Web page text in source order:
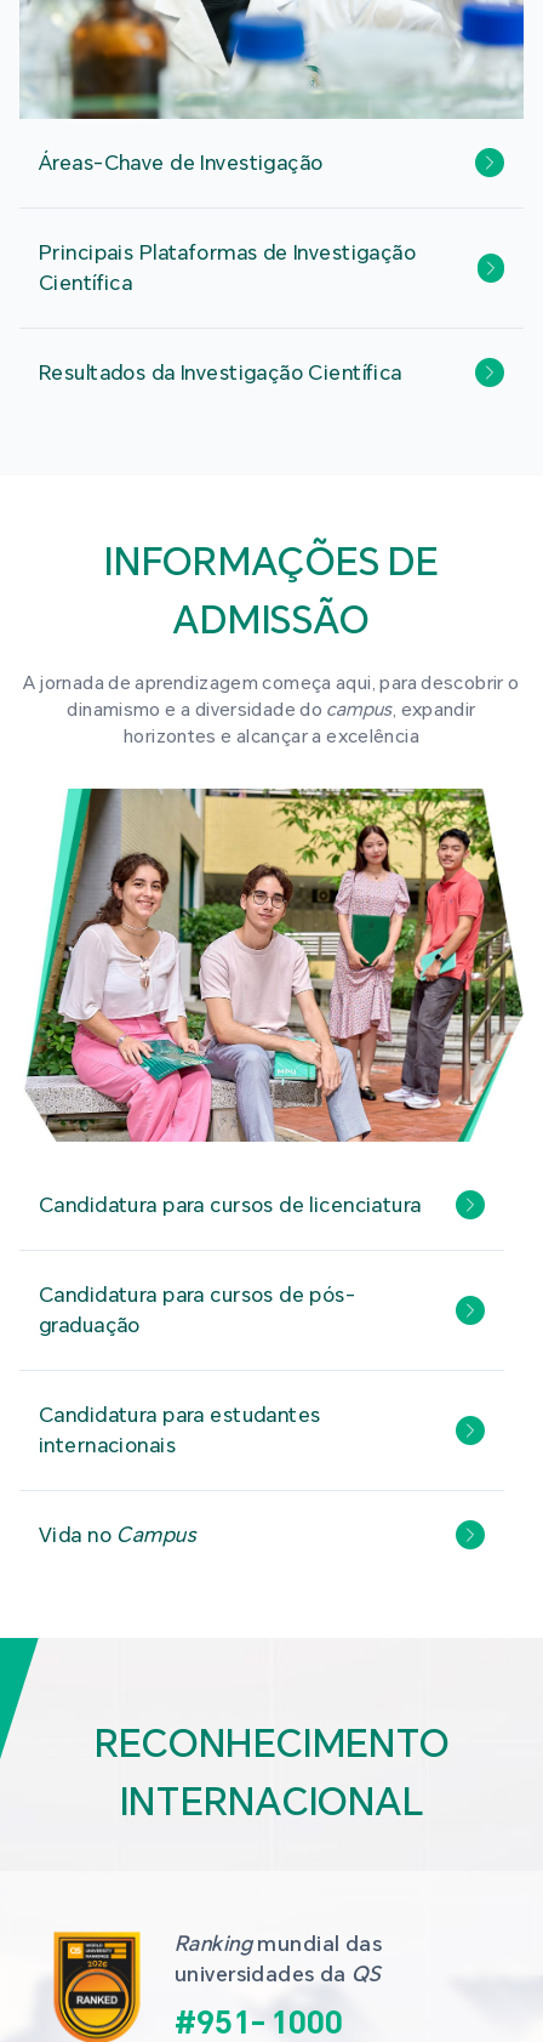
Áreas-Chave de Investigação
Principais Plataformas de Investigação
Científica
Resultados da Investigação Científica
INFORMAÇÕES DE
ADMISSÃO
A jornada de aprendizagem começa aqui, para descobrir o
dinamismo e a diversidade do campus, expandir
horizontes e alcançar a excelência
Candidatura para cursos de licenciatura
Candidatura para cursos de pós-
graduação
Candidatura para estudantes
internacionais
Vida no Campus
RECONHECIMENTO
INTERNACIONAL
Ranking mundial das
universidades da QS
#951- 1000